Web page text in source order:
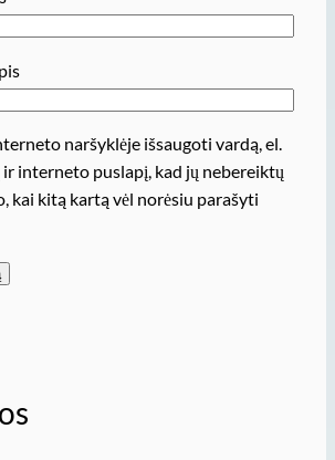
naršyklėje išsaugoti vardą, el.
ir interneto puslapį, kad jų nebereiktų
kai kitą kartą vėl norėsiu parašyti